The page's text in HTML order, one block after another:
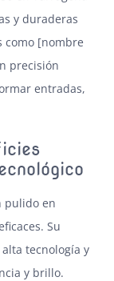
y duraderas
como [nombre
precisión
entradas,
pulido en
Su
tecnología y
y brillo.